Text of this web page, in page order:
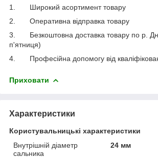
1.
Широкий асортимент товару
2.
Оперативна відправка товару
3.
Безкоштовна доставка товару по р.
п'ятниця)
4.
Професійна допомогу від
Приховати
Характеристики
Користувальницькі характеристики
Внутрішній діаметр
сальника
24 мм